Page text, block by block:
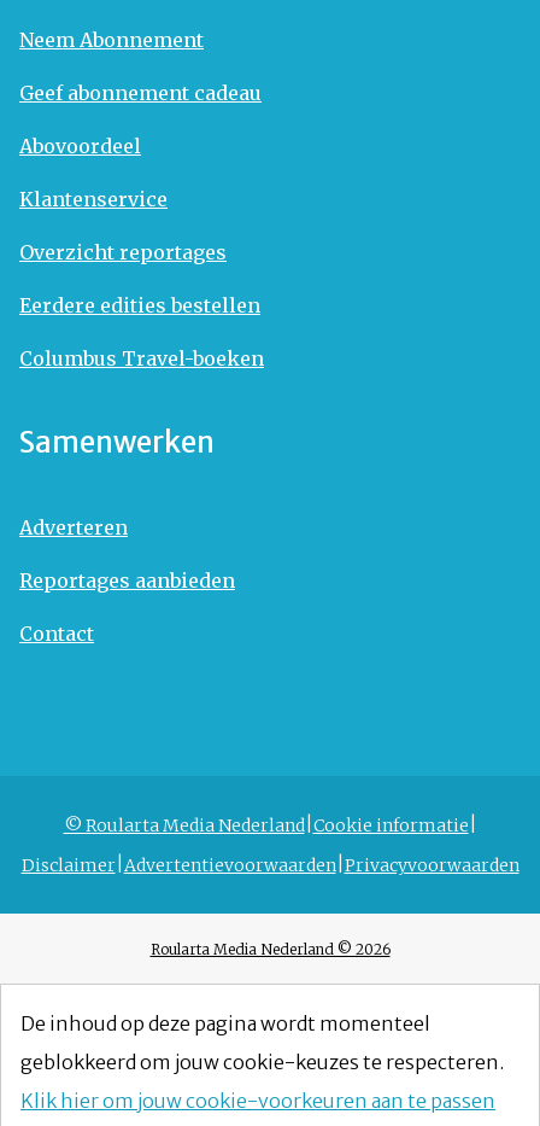
Neem Abonnement
Geef abonnement cadeau
Abovoordeel
Klantenservice
Overzicht reportages
Eerdere edities bestellen
Columbus Travel-boeken
Samenwerken
Adverteren
Reportages aanbieden
Contact
© Roularta Media Nederland Cookie informatie
Disclaimer Advertentievoorwaarden Privacyvoorwaarden
Roularta Media Nederland © 2026
De inhoud op deze pagina wordt momenteel
geblokkeerd om jouw cookie-keuzes te respecteren.
Klik hier om jouw cookie-voorkeuren aan te passen